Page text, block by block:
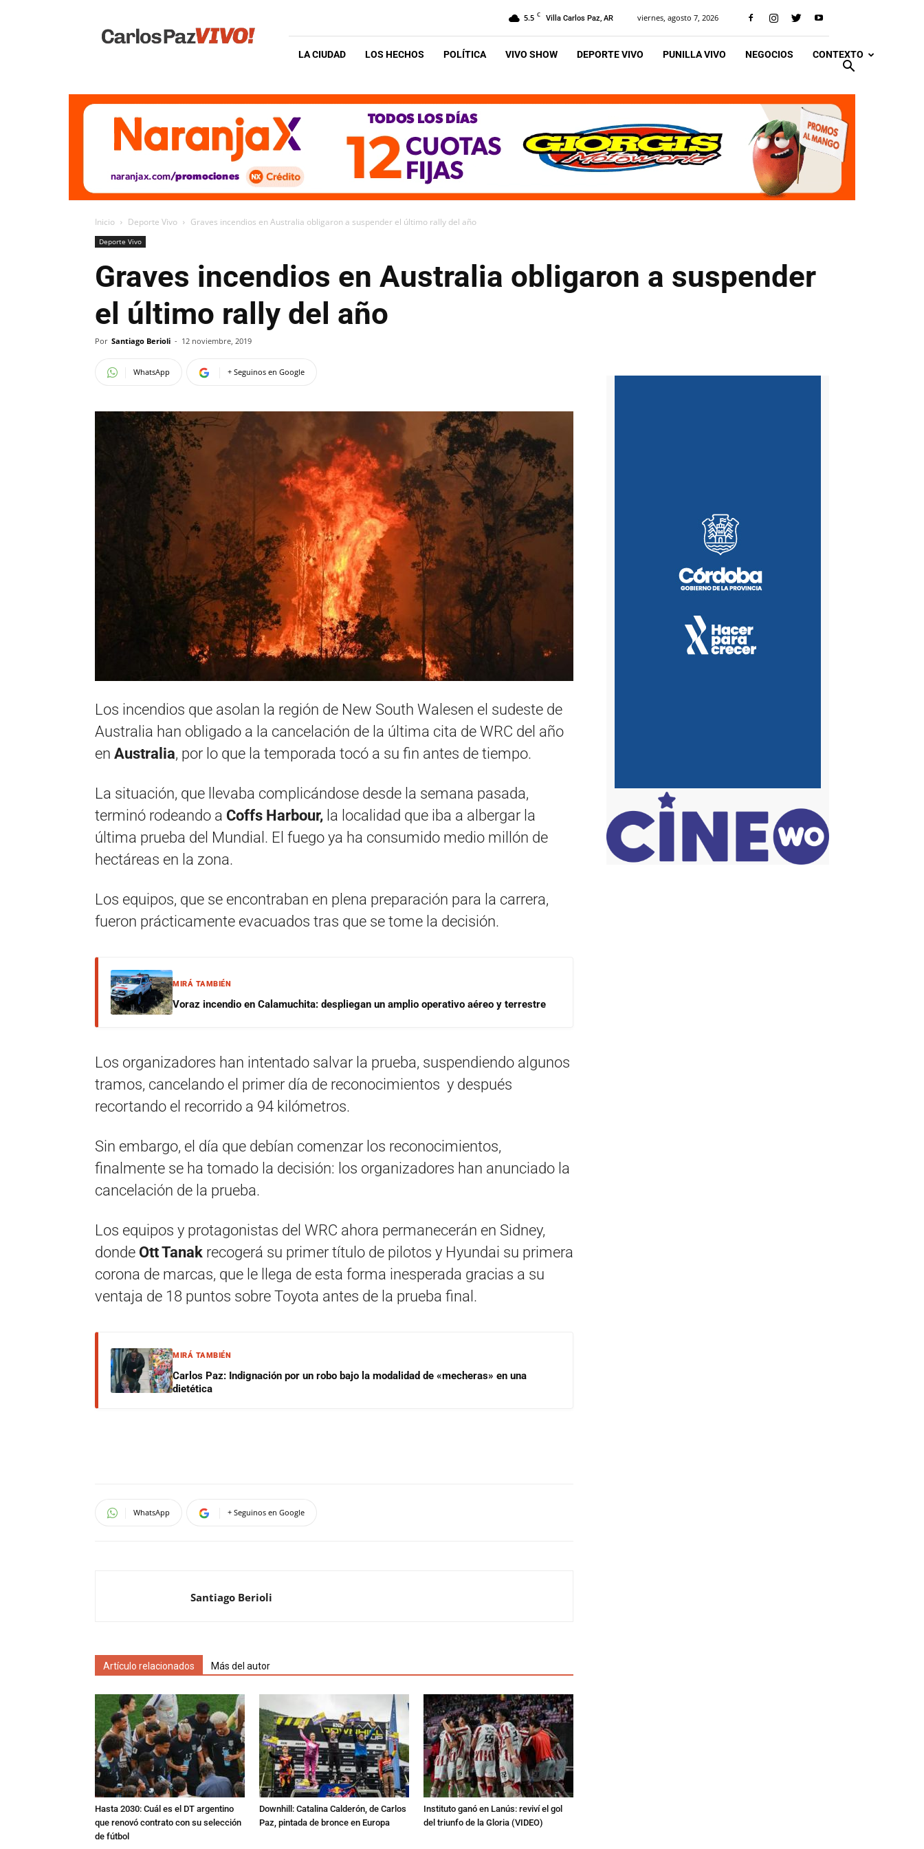
Vivo
5.5 C Villa Carlos Paz, AR viernes, agosto 7, 2026
LA CIUDAD LOS HECHOS POLÍTICA VIVO SHOW DEPORTE VIVO PUNILLA VIVO NEGOCIOS CONTEXTO
Inicio Deporte Vivo Graves incendios en Australia obligaron a suspender el último rally del año
Deporte Vivo
Graves incendios en Australia obligaron a suspender
el último rally del año
Por Santiago Berioli - 12 noviembre, 2019
WhatsApp + Seguinos en Google
Los incendios que asolan la región de New South Walesen el sudeste de
Australia han obligado a la cancelación de la última cita de WRC del año
en Australia, por lo que la temporada tocó a su fin antes de tiempo.
La situación, que llevaba complicándose desde la semana pasada,
terminó rodeando a Coffs Harbour, la localidad que iba a albergar la
última prueba del Mundial. El fuego ya ha consumido medio millón de
hectáreas en la zona.
Los equipos, que se encontraban en plena preparación para la carrera,
fueron prácticamente evacuados tras que se tome la decisión.
MIRÁ TAMBIÉN
Voraz incendio en Calamuchita: despliegan un amplio operativo aéreo y terrestre
Los organizadores han intentado salvar la prueba, suspendiendo algunos
tramos, cancelando el primer día de reconocimientos y después
recortando el recorrido a 94 kilómetros.
Sin embargo, el día que debían comenzar los reconocimientos,
finalmente se ha tomado la decisión: los organizadores han anunciado la
cancelación de la prueba.
Los equipos y protagonistas del WRC ahora permanecerán en Sidney,
donde Ott Tanak recogerá su primer título de pilotos y Hyundai su primera
corona de marcas, que le llega de esta forma inesperada gracias a su
ventaja de 18 puntos sobre Toyota antes de la prueba final.
MIRÁ TAMBIÉN
Carlos Paz: Indignación por un robo bajo la modalidad de «mecheras» en una
dietética
WhatsApp + Seguinos en Google
Santiago Berioli
Artículo relacionados Más del autor
Hasta 2030: Cuál es el DT argentino
que renovó contrato con su selección
de fútbol
Downhill: Catalina Calderón, de Carlos
Paz, pintada de bronce en Europa
Instituto ganó en Lanús: reviví el gol
del triunfo de la Gloria (VIDEO)